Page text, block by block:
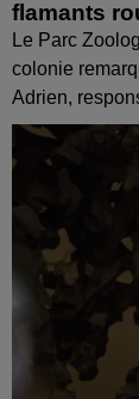
flamants
Le Parc
colonie
Adrien,